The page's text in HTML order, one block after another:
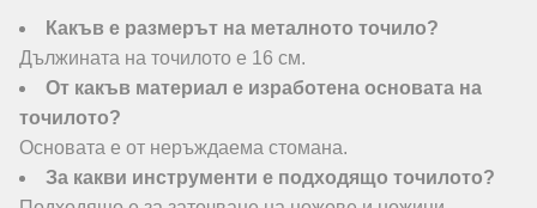
Какъв е размерът на металното точило?
Дължината на точилото е 16 см.
От какъв материал е изработена основата на
точилото?
Основата е от неръждаема стомана.
За какви инструменти е подходящо точилото?